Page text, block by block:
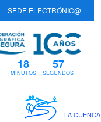
SEDE ELECTRÓNIC@
18
MINUTOS
57
SEGUNDOS
LA CUENCA